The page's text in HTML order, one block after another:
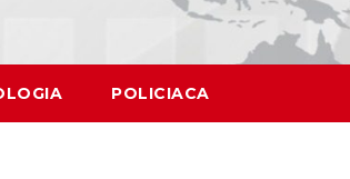
POLICIACA